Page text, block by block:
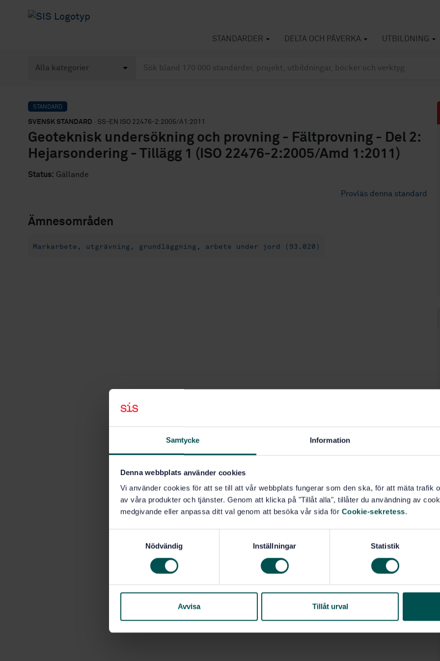
Samtycke Information
Denna webbplats använder cookies
Vi använder cookies för att se till att vår webbplats fungerar som den ska, för att mäta trafik
av våra produkter och tjänster. Genom att klicka på "Tillåt alla", tillåter du användning av
medgivande eller anpassa ditt val genom att besöka vår sida för Cookie-sekretess.
s
Nödvändig Inställningar Statistik
Avvisa Tillåt urval
STANDARDER DELTA OCH PÅVERKA UTBILDNING
STANDARD
SVENSK STANDARD · SS-EN ISO 22476-2:2005/A1:2011
Geoteknisk undersökning och provning - Fältprovning - Del 2:
Hejarsondering - Tillägg 1 (ISO 22476-2:2005/Amd 1:2011)
Status: Gällande
Provläs denna standard
Ämnesområden
Markarbete, utgrävning, grundläggning, arbete under jord (93.020)